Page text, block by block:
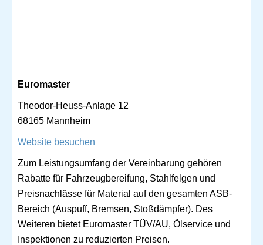
Euromaster
Theodor-Heuss-Anlage 12
68165 Mannheim
Website besuchen
Zum Leistungsumfang der Vereinbarung gehören
Rabatte für Fahrzeugbereifung, Stahlfelgen und
Preisnachlässe für Material auf den gesamten ASB-
Bereich (Auspuff, Bremsen, Stoßdämpfer). Des
Weiteren bietet Euromaster TÜV/AU, Ölservice und
Inspektionen zu reduzierten Preisen.